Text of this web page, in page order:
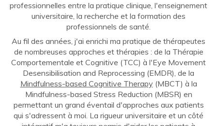
professionnelles entre la pratique clinique, l'enseignement
universitaire, la recherche et la formation des
professionnels de santé.
Au fil des années, j'ai enrichi ma pratique de thérapeutes
de nombreuses approches et thérapies : de la Thérapie
Comportementale et Cognitive (TCC) à l'Eye Movement
Desensibilisation and Reprocessing (EMDR), de la
Mindfulness-based Cognitive Therapy (MBCT) à la
Mindfulness-based Stress Reduction (MBSR) en
permettant un grand éventail d'approches aux patients
qui s'adressent à moi. La rigueur universitaire et un côté